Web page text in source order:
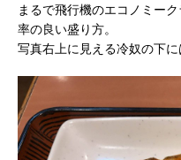
まるで飛行機のエコノミー
率の良い盛り方。
写真右上に見える冷奴の下